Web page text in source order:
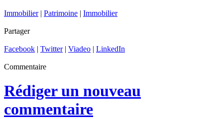
Immobilier| Patrimoine | Immobilier
Partager
Facebook | Twitter| Viadeo | LinkedIn
Commentaire
Rédiger un nouveau
commentaire